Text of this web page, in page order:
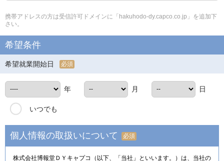
携帯アドレスの方は受信許可ドメインに「hakuhodo-dy.capco.co.jp」を追加下
さい。
希望条件
希望就業開始日 必須
年 月 日
いつでも
個人情報の取扱いについて 必須